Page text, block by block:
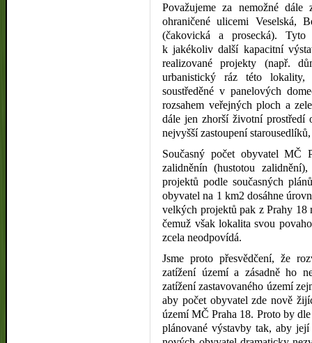
Považujeme za nemožné
ohraničené ulicemi Veselská,
(čakovická a prosecká).
k jakékoliv další kapacitní
realizované projekty (např.
urbanistický ráz této
soustředěné v panelových
rozsahem veřejných ploch a
dále jen zhorší životní prostředí
nejvyšší zastoupení
Současný počet obyvatel MČ
zalidněnín (hustotou
projektů podle současných
obyvatel na 1 km2 dosáhne
velkých projektů pak z Prahy 18
čemuž však lokalita svou
zcela neodpovídá.
Jsme proto přesvědčení, že
zatížení území a zásadně ho
zatížení zastavovaného území
aby počet obyvatel zde nově
území MČ Praha 18. Proto by
plánované výstavby tak, aby